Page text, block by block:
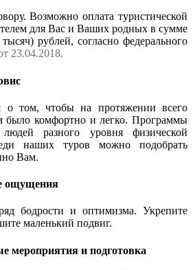
Возможно оплата туристической
для Вас и Ваших родных в сумме
тысяч) рублей, согласно федерального
23.04.2018.
о том, чтобы на протяжении всего
было комфортно и легко. Программы
разного уровня физической
наших туров можно подобрать
Вам.
ощущения
бодрости и оптимизма. Укрепите
маленький подвиг.
мероприятия и подготовка